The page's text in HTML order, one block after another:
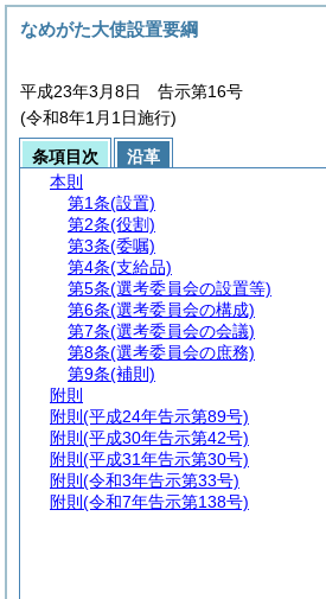
なめがた大使設置要綱
平成23年3月8日 告示第16号
(令和8年1月1日施行)
条項目次
沿革
本則
第1条(設置)
第2条(役割)
第3条(委嘱)
第4条(支給品)
第5条(選考委員会の設置等)
第6条(選考委員会の構成)
第7条(選考委員会の会議)
第8条(選考委員会の庶務)
第9条(補則)
附則
附則 (平成24年告示第89号)
附則 (平成30年告示第42号)
附則 (平成31年告示第30号)
附則 (令和3年告示第33号)
附則 (令和7年告示第138号)